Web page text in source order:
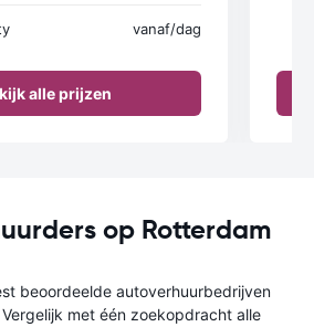
vanaf/dag
alle prijzen
op Rotterdam
beoordeelde autoverhuurbedrijven
met één zoekopdracht alle